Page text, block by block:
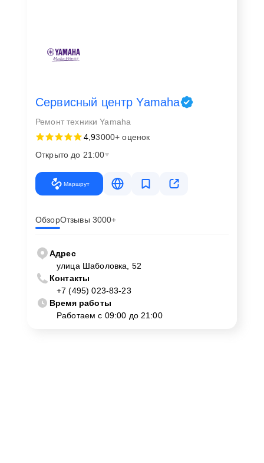
Сервисный центр Yamaha
Ремонт техники Yamaha
4,93000+ оценок
Открыто до 21:00
Маршрут
ОбзорОтзывы 3000+
Адрес
улица Шаболовка, 52
Контакты
+7 (495) 023-83-23
Время работы
Работаем с 09:00 до 21:00